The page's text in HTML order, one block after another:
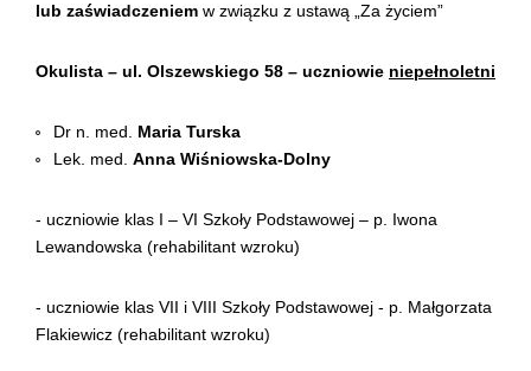
lub zaświadczeniem w związku z ustawą „Za życiem”
Okulista – ul. Olszewskiego 58 – uczniowie niepełnoletni
Dr n. med. Maria Turska
Lek. med. Anna Wiśniowska-Dolny
- uczniowie klas I – VI Szkoły Podstawowej – p. Iwona
Lewandowska (rehabilitant wzroku)
- uczniowie klas VII i VIII Szkoły Podstawowej - p. Małgorzata
Flakiewicz (rehabilitant wzroku)